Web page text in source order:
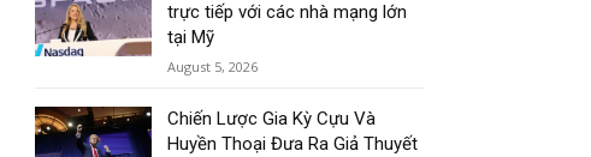
trực tiếp với các nhà mạng lớn
tại Mỹ
August 5, 2026
Chiến Lược Gia Kỳ Cựu Và
Huyền Thoại Đưa Ra Giả Thuyết